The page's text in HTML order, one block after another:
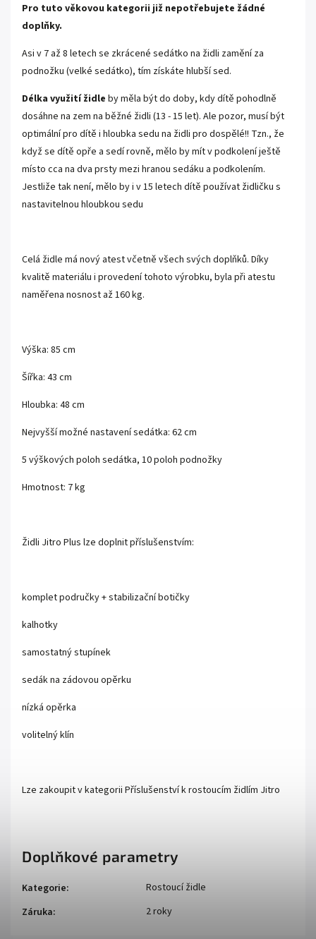
Pro tuto věkovou kategorii již nepotřebujete žádné
doplňky.
Asi v 7 až 8 letech se zkrácené sedátko na židli zamění za
podnožku (velké sedátko), tím získáte hlubší sed.
Délka využití židle by měla být do doby, kdy dítě pohodlně
dosáhne na zem na běžné židli (13 - 15 let). Ale pozor, musí být
optimální pro dítě i hloubka sedu na židli pro dospělé!! Tzn., že
když se dítě opře a sedí rovně, mělo by mít v podkolení ještě
místo cca na dva prsty mezi hranou sedáku a podkolením.
Jestliže tak není, mělo by i v 15 letech dítě používat židličku s
nastavitelnou hloubkou sedu
Celá židle má nový atest včetně všech svých doplňků. Díky
kvalitě materiálu i provedení tohoto výrobku, byla při atestu
naměřena nosnost až 160 kg.
Výška: 85 cm
Šířka: 43 cm
Hloubka: 48 cm
Nejvyšší možné nastavení sedátka: 62 cm
5 výškových poloh sedátka, 10 poloh podnožky
Hmotnost: 7 kg
Židli Jitro Plus lze doplnit příslušenstvím:
komplet područky + stabilizační botičky
kalhotky
samostatný stupínek
sedák na zádovou opěrku
nízká opěrka
volitelný klín
Lze zakoupit v kategorii Příslušenství k rostoucím židlím Jitro
Doplňkové parametry
Kategorie:
Rostoucí židle
Záruka: 2 roky